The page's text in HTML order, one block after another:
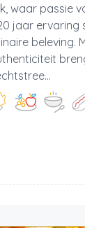
waar passie
jaar ervaring
beleving.